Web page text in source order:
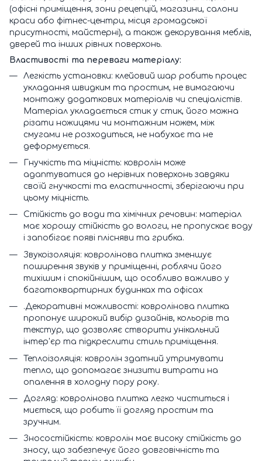
(офісні приміщення, зони рецепцій, магазини, салони
краси або фітнес-центри, місця громадської
присутності, майстерні), а також декорування меблів,
дверей та інших рівних поверхонь.
Властивості та переваги матеріалу:
Легкість установки: клейовий шар робить процес
укладання швидким та простим, не вимагаючи
монтажу додаткових матеріалів чи спеціалістів.
Матеріал укладається стик у стик, його можна
різати ножицями чи монтажним ножем, між
смугами не розходиться, не набухає та не
деформується.
Гнучкість та міцність: ковролін може
адаптуватися до нерівних поверхонь завдяки
своїй гнучкості та еластичності, зберігаючи при
цьому міцність.
Стійкість до води та хімічних речовин: матеріал
має хорошу стійкість до вологи, не пропускає воду
і запобігає появі плісняви та грибка.
Звукоізоляція: ковролінова плитка зменшує
поширення звуків у приміщенні, роблячи його
тихішим і спокійнішим, що особливо важливо у
багатоквартирних будинках та офісах
.Декоративні можливості: ковролінова плитка
пропонує широкий вибір дизайнів, кольорів та
текстур, що дозволяє створити унікальний
інтер'єр та підкреслити стиль приміщення.
Теплоізоляція: ковролін здатний утримувати
тепло, що допомагає знизити витрати на
опалення в холодну пору року.
Догляд: ковролінова плитка легко чиститься і
миється, що робить її догляд простим та
зручним.
Зносостійкість: ковролін має високу стійкість до
зносу, що забезпечує його довговічність та